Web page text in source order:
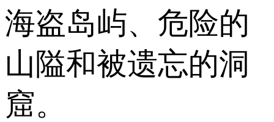
海盗岛屿、危险的
山隘和被遗忘的洞
窟。